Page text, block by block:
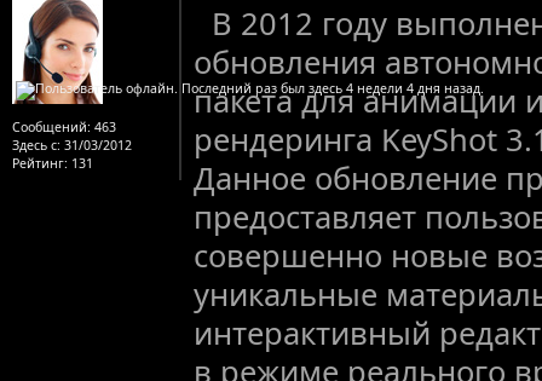
Сообщений: 463
Здесь с: 31/03/2012
Рейтинг: 131
В 2012 году
обновления
пакета для анимации
рендеринга KeyShot
Данное обновление
предоставляет
совершенно новые
уникальные
интерактивный
в режиме реального